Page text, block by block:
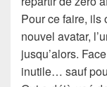
Pour ce faire, ils
nouvel avatar,
jusqu’alors.
inutile… sauf